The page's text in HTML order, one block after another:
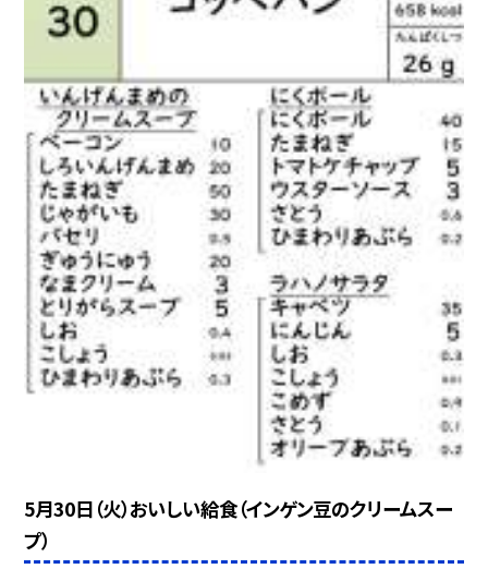
5月30日（火）おいしい給食（インゲン豆のクリームスー
プ）